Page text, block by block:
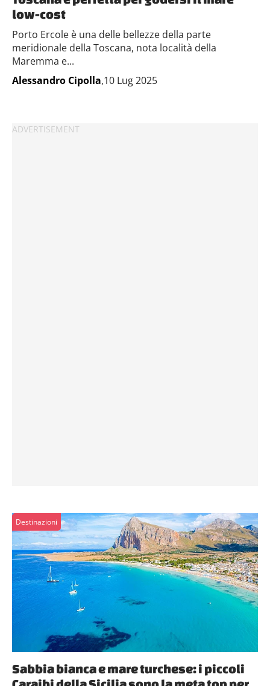
low-cost
Porto Ercole è una delle bellezze della parte
meridionale della Toscana, nota località della
Maremma e...
Alessandro Cipolla,10 Lug 2025
Destinazioni
Sabbia bianca e mare turchese: i piccoli